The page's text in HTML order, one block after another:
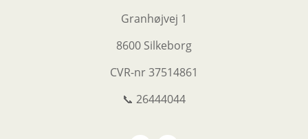
Granhøjvej 1
8600 Silkeborg
CVR-nr37514861
📞 26444044